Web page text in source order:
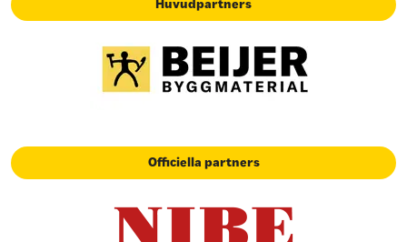
Huvudpartners
Officiella partners